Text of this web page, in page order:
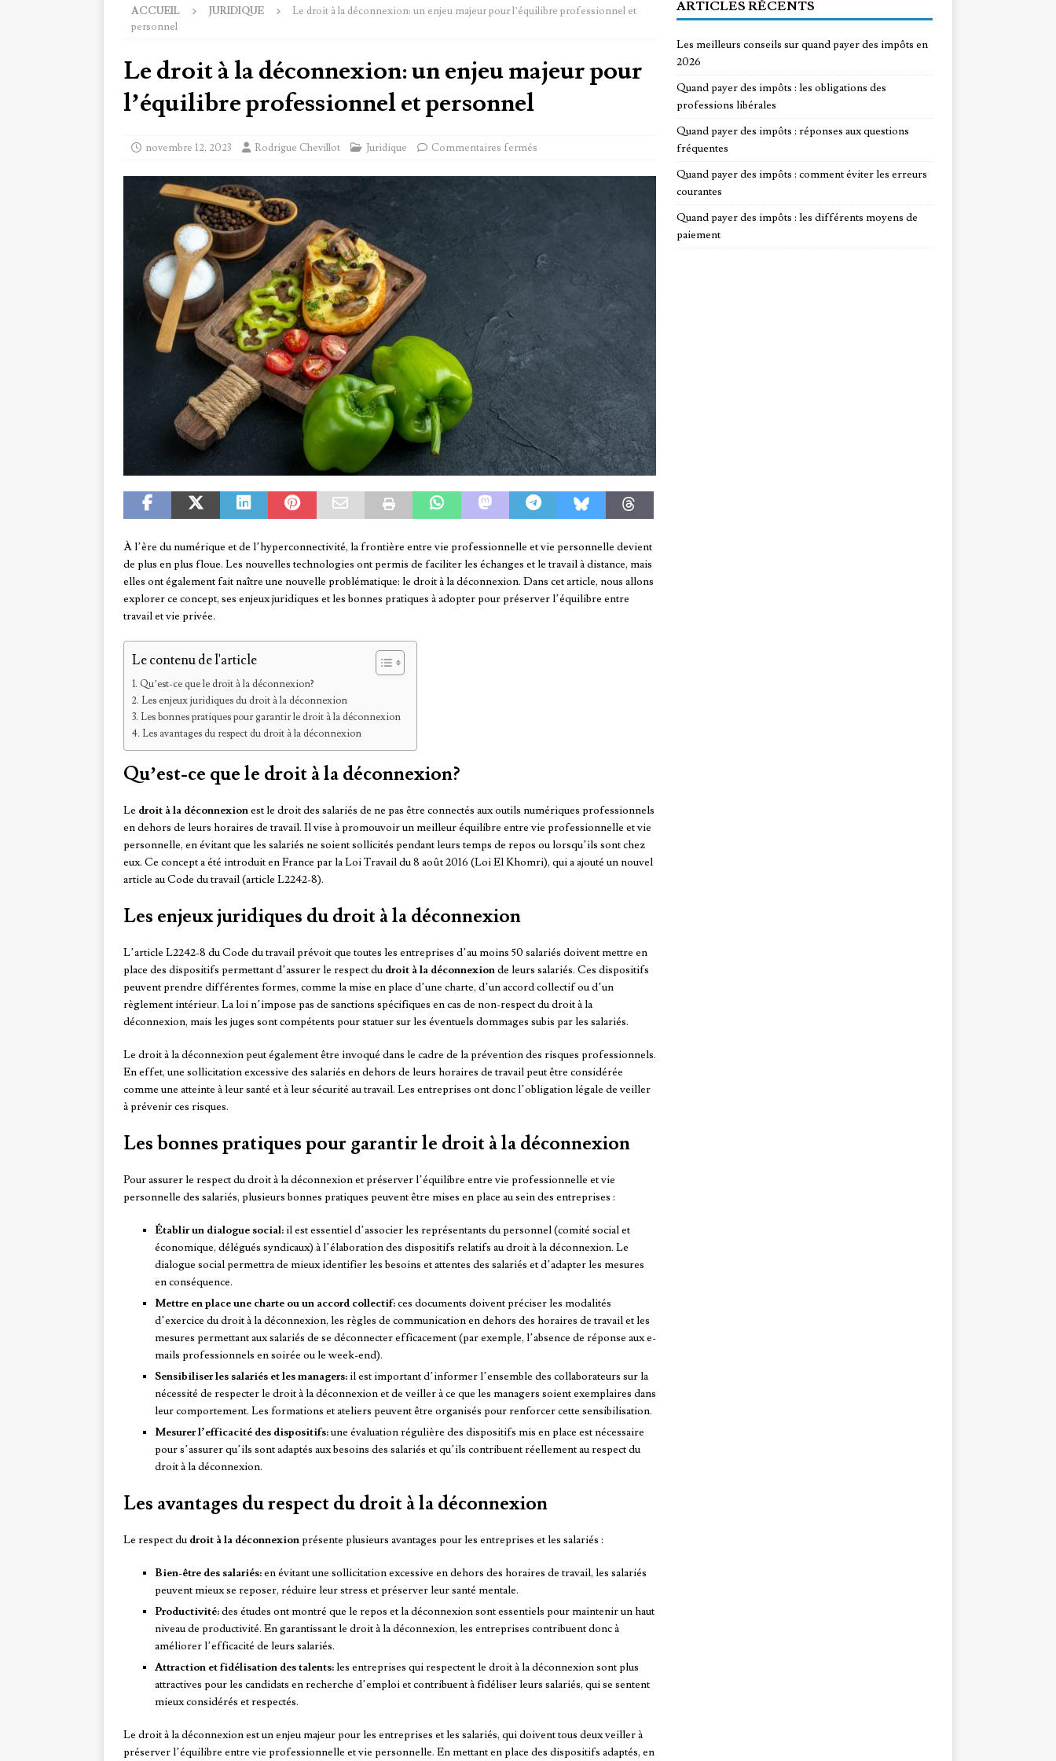
ACCUEIL JURIDIQUE
Le droit à la déconnexion: un enjeu majeur pour l’équilibre professionnel et
personnel
Le droit à la déconnexion: un enjeu majeur pour
l’équilibre professionnel et personnel
novembre 12, 2023 Rodrigue Chevillot Juridique Commentaires fermés
À l’ère du numérique et de l’hyperconnectivité, la frontière entre vie professionnelle et vie personnelle devient
de plus en plus floue. Les nouvelles technologies ont permis de faciliter les échanges et le travail à distance, mais
elles ont également fait naître une nouvelle problématique: le droit à la déconnexion. Dans cet article, nous allons
explorer ce concept, ses enjeux juridiques et les bonnes pratiques à adopter pour préserver l’équilibre entre
travail et vie privée.
Le contenu de l'article
Qu’est-ce que le droit à la déconnexion?
Les enjeux juridiques du droit à la déconnexion
Les bonnes pratiques pour garantir le droit à la déconnexion
Les avantages du respect du droit à la déconnexion
Qu’est-ce que le droit à la déconnexion?
Le droit à la déconnexionest le droit des salariés de ne pas être connectés aux outils numériques professionnels
en dehors de leurs horaires de travail. Il vise à promouvoir un meilleur équilibre entre vie professionnelle et vie
personnelle, en évitant que les salariés ne soient sollicités pendant leurs temps de repos ou lorsqu’ils sont chez
eux. Ce concept a été introduit en France par la Loi Travail du 8 août 2016 (Loi El Khomri), qui a ajouté un nouvel
article au Code du travail (article L2242-8).
Les enjeux juridiques du droit à la déconnexion
L’article L2242-8 du Code du travail prévoit que toutes les entreprises d’au moins 50 salariés doivent mettre en
place des dispositifs permettant d’assurer le respect dudroit à la déconnexionde leurs salariés. Ces dispositifs
peuvent prendre différentes formes, comme la mise en place d’une charte, d’un accord collectif ou d’un
règlement intérieur. La loi n’impose pas de sanctions spécifiques en cas de non-respect du droit à la
déconnexion, mais les juges sont compétents pour statuer sur les éventuels dommages subis par les salariés.
Le droit à la déconnexion peut également être invoqué dans le cadre de la prévention des risques professionnels.
En effet, une sollicitation excessive des salariés en dehors de leurs horaires de travail peut être considérée
comme une atteinte à leur santé et à leur sécurité au travail. Les entreprises ont donc l’obligation légale de veiller
à prévenir ces risques.
Les bonnes pratiques pour garantir le droit à la déconnexion
Pour assurer le respect du droit à la déconnexion et préserver l’équilibre entre vie professionnelle et vie
personnelle des salariés, plusieurs bonnes pratiques peuvent être mises en place au sein des entreprises :
Établir un dialogue social:il est essentiel d’associer les représentants du personnel (comité social et
économique, délégués syndicaux) à l’élaboration des dispositifs relatifs au droit à la déconnexion. Le
dialogue social permettra de mieux identifier les besoins et attentes des salariés et d’adapter les mesures
en conséquence.
Mettre en place une charte ou un accord collectif:ces documents doivent préciser les modalités
d’exercice du droit à la déconnexion, les règles de communication en dehors des horaires de travail et les
mesures permettant aux salariés de se déconnecter efficacement (par exemple, l’absence de réponse aux e-
mails professionnels en soirée ou le week-end).
Sensibiliser les salariés et les managers:il est important d’informer l’ensemble des collaborateurs sur la
nécessité de respecter le droit à la déconnexion et de veiller à ce que les managers soient exemplaires dans
leur comportement. Les formations et ateliers peuvent être organisés pour renforcer cette sensibilisation.
Mesurer l’efficacité des dispositifs:une évaluation régulière des dispositifs mis en place est nécessaire
pour s’assurer qu’ils sont adaptés aux besoins des salariés et qu’ils contribuent réellement au respect du
droit à la déconnexion.
Les avantages du respect du droit à la déconnexion
Le respect dudroit à la déconnexionprésente plusieurs avantages pour les entreprises et les salariés :
Bien-être des salariés:en évitant une sollicitation excessive en dehors des horaires de travail, les salariés
peuvent mieux se reposer, réduire leur stress et préserver leur santé mentale.
Productivité:des études ont montré que le repos et la déconnexion sont essentiels pour maintenir un haut
niveau de productivité. En garantissant le droit à la déconnexion, les entreprises contribuent donc à
améliorer l’efficacité de leurs salariés.
Attraction et fidélisation des talents:les entreprises qui respectent le droit à la déconnexion sont plus
attractives pour les candidats en recherche d’emploi et contribuent à fidéliser leurs salariés, qui se sentent
mieux considérés et respectés.
Le droit à la déconnexion est un enjeu majeur pour les entreprises et les salariés, qui doivent tous deux veiller à
préserver l’équilibre entre vie professionnelle et vie personnelle. En mettant en place des dispositifs adaptés, en
ARTICLES RÉCENTS
Les meilleurs conseils sur quand payer des impôts en
2026
Quand payer des impôts : les obligations des
professions libérales
Quand payer des impôts : réponses aux questions
fréquentes
Quand payer des impôts : comment éviter les erreurs
courantes
Quand payer des impôts : les différents moyens de
paiement